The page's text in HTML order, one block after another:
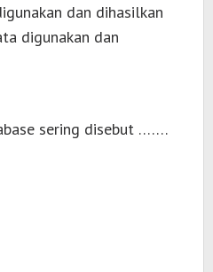
dan dihasilkan
digunakan dan
sering disebut …….